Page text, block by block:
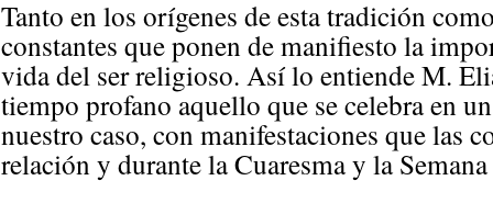
Tanto en los orígenes de esta tradición
constantes que ponen de manifiesto la
vida del ser religioso. Así lo entiende M.
tiempo profano aquello que se celebra en
nuestro caso, con manifestaciones que las
relación y durante la Cuaresma y la